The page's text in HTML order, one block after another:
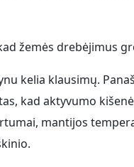
žemės drebėjimus
kelia klausimų.
kad aktyvumo
mantijos